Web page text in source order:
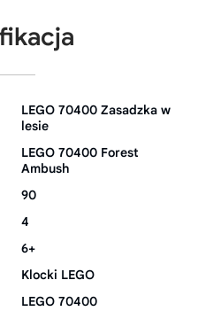
LEGO 70400 Zasadzka w
lesie
LEGO 70400 Forest
Ambush
90
4
6+
Klocki LEGO
LEGO 70400